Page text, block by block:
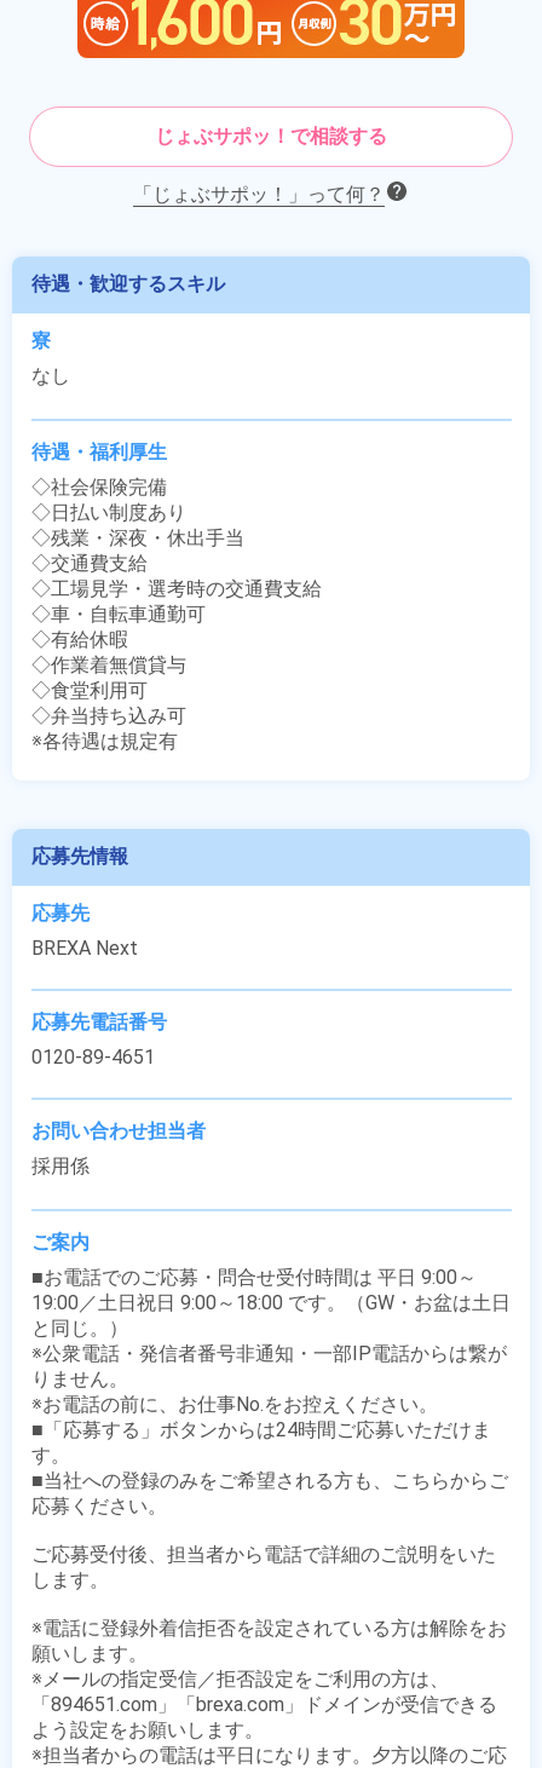
じょぶサポッ！で相談する
「じょぶサポッ！」って何？
待遇・歓迎するスキル
寮
なし
待遇・福利厚生
◇社会保険完備
◇日払い制度あり
◇残業・深夜・休出手当
◇交通費支給
◇工場見学・選考時の交通費支給
◇車・自転車通勤可
◇有給休暇
◇作業着無償貸与
◇食堂利用可
◇弁当持ち込み可
※各待遇は規定有
応募先情報
応募先
BREXA Next
応募先電話番号
0120-89-4651
お問い合わせ担当者
採用係
ご案内
■お電話でのご応募・問合せ受付時間は 平日 9:00～
19:00／土日祝日 9:00～18:00 です。（GW・お盆は土日
と同じ。）
※公衆電話・発信者番号非通知・一部IP電話からは繋が
りません。
※お電話の前に、お仕事No.をお控えください。
■「応募する」ボタンからは24時間ご応募いただけま
す。
■当社への登録のみをご希望される方も、こちらからご
応募ください。
ご応募受付後、担当者から電話で詳細のご説明をいた
します。
※電話に登録外着信拒否を設定されている方は解除をお
願いします。
※メールの指定受信／拒否設定をご利用の方は、
「894651.com」「brexa.com」ドメインが受信できる
よう設定をお願いします。
※担当者からの電話は平日になります。夕方以降のご応